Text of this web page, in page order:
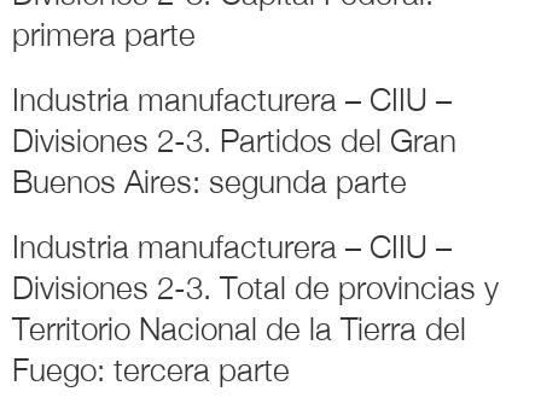
primera parte
Industria manufacturera – CIIU –
Divisiones 2-3. Partidos del Gran
Buenos Aires: segunda parte
Industria manufacturera – CIIU –
Divisiones 2-3. Total de provincias y
Territorio Nacional de la Tierra del
Fuego: tercera parte